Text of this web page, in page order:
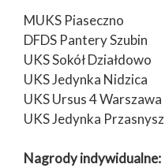
MUKS Piaseczno
DFDS Pantery Szubin
UKS Sokół Działdowo
UKS Jedynka Nidzica
UKS Ursus 4 Warszawa
UKS Jedynka Przasnysz
Nagrody indywidualne: